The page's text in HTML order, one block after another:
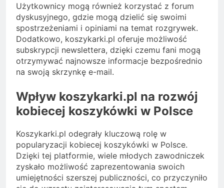
Użytkownicy mogą również korzystać z forum
dyskusyjnego, gdzie mogą dzielić się swoimi
spostrzeżeniami i opiniami na temat rozgrywek.
Dodatkowo, koszykarki.pl oferuje możliwość
subskrypcji newslettera, dzięki czemu fani mogą
otrzymywać najnowsze informacje bezpośrednio
na swoją skrzynkę e-mail.
Wpływ koszykarki.pl na rozwój
kobiecej koszykówki w Polsce
Koszykarki.pl odegrały kluczową rolę w
popularyzacji kobiecej koszykówki w Polsce.
Dzięki tej platformie, wiele młodych zawodniczek
zyskało możliwość zaprezentowania swoich
umiejętności szerszej publiczności, co przyczyniło